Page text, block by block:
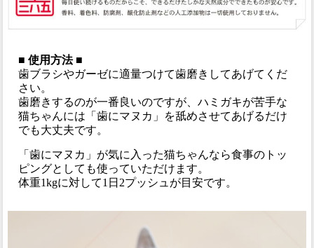
■ 使用方法 ■
歯ブラシやガーゼに適量つけて歯磨きしてあげてくだ
さい。
歯磨きするのが一番良いのですが、ハミガキが苦手な
猫ちゃんには「歯にマヌカ」を舐めさせてあげるだけ
でも大丈夫です。
「歯にマヌカ」が気に入った猫ちゃんなら食事のトッ
ピングとしても使っていただけます。
体重1kgに対して1日2プッシュが目安です。